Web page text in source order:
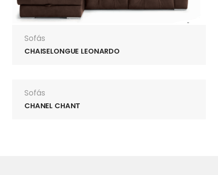
Sofás
CHAISELONGUE LEONARDO
Sofás
CHANEL CHANT